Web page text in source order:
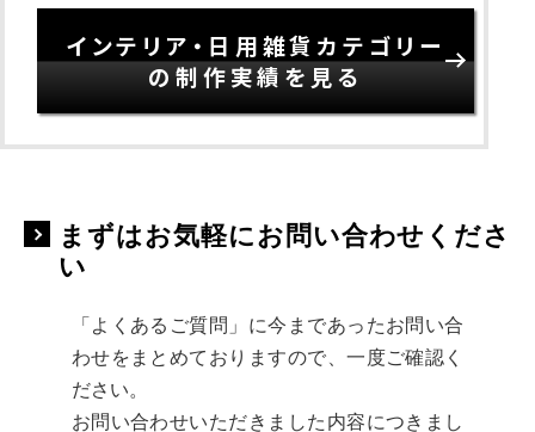
インテリア・日用雑貨カテゴリー
の制作実績を見る
まずはお気軽にお問い合わせくださ
い
「よくあるご質問」に今まであったお問い合
わせをまとめておりますので、一度ご確認く
ださい。
お問い合わせいただきました内容につきまし